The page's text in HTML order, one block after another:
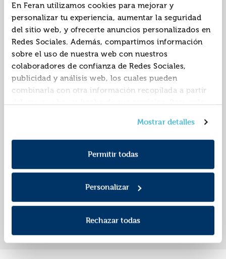
En Feran utilizamos cookies para mejorar y
personalizar tu experiencia, aumentar la seguridad
del sitio web, y ofrecerte anuncios personalizados en
Redes Sociales. Además, compartimos información
sobre el uso de nuestra web con nuestros
colaboradores de confianza de Redes Sociales,
publicidad y análisis web, los cuales pueden
combinarla con otra información recopilada a partir
del uso que hayas hecho de sus servicios. Recuerda
consentimiento en cualquier momento. Para más
información consulta laPolítica de Cookiesy la
Política de Privacidad.
Mostrar detalles
Permitir todas
Personalizar
Rechazar todas
Autor:Cabal, Ulises
Autor:Cabal, Ulises
Misterio leon piedra
Editorial:Edelvives
Autor:Cabal, Ulises
« 1